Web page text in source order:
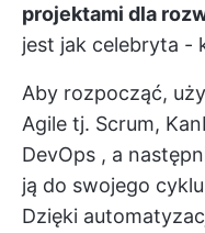
projektami dla
jest jak celebryta -
Aby rozpocząć,
Agile tj. Scrum,
DevOps , a
ją do swojego
Dzięki